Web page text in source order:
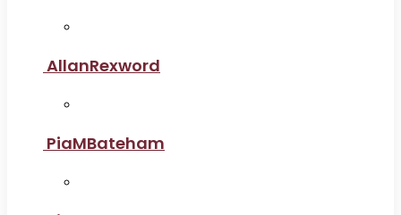
AllanRexword
PiaMBateham